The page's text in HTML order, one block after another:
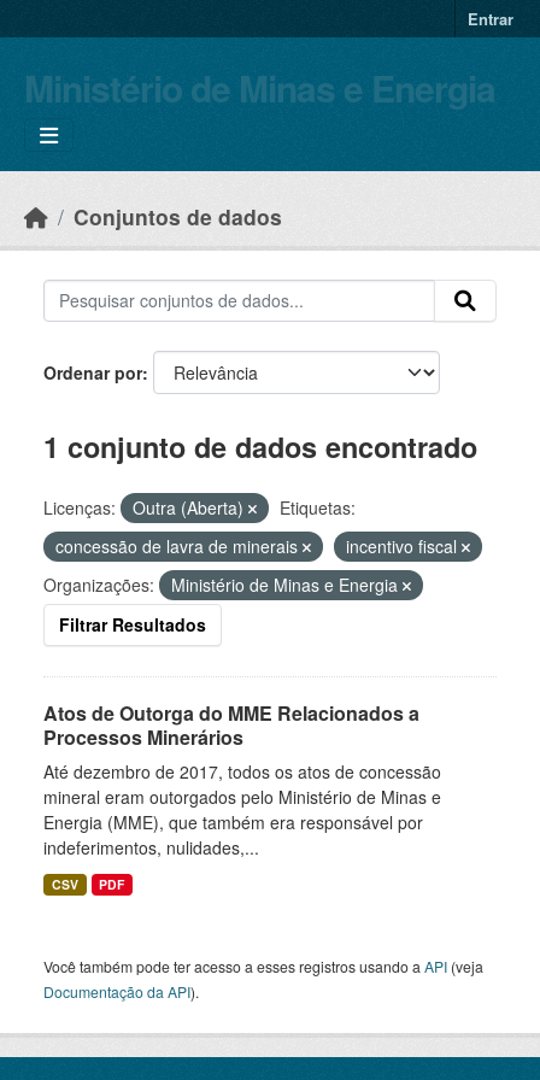
Entrar
Ministério de Minas e Energia
Conjuntos de dados
Ordenar por
1 conjunto de dados encontrado
Licenças: Outra (Aberta)
Etiquetas:
concessão de lavra de minerais
incentivo fiscal
Organizações:
Ministério de Minas e Energia
Filtrar Resultados
Atos de Outorga do MME Relacionados a
Processos Minerários
Até dezembro de 2017, todos os atos de concessão
mineral eram outorgados pelo Ministério de Minas e
Energia (MME), que também era responsável por
indeferimentos, nulidades,...
CSV PDF
Você também pode ter acesso a esses registros usando a API (veja
Documentação da API).